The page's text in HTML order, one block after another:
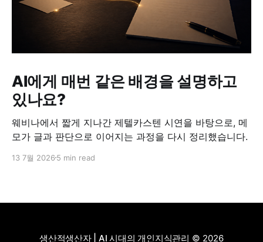
AI에게 매번 같은 배경을 설명하고
있나요?
웨비나에서 짧게 지나간 제텔카스텐 시연을 바탕으로, 메
모가 글과 판단으로 이어지는 과정을 다시 정리했습니다.
13 7월 2026 5 min read
생산적생산자 | AI 시대의 개인지식관리 © 2026